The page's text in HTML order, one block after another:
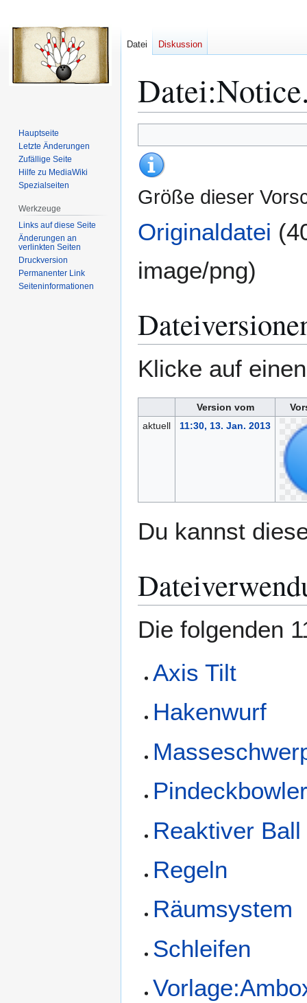
Datei:
Navigation
springen
Suche
springen
Größe dieser
Originaldatei
image/png)
Klicke auf
Version vom
aktuell
11:30, 13. Jan. 2013
Du kannst
Die folgenden
Axis Tilt
Hakenwurf
Reaktiver Ball
Regeln
Räumsystem
Schleifen
Datei Diskussion
Hauptseite
Letzte Änderungen
Zufällige Seite
Hilfe zu MediaWiki
Spezialseiten
Werkzeuge
Links auf diese Seite
Änderungen an
verlinkten Seiten
Druckversion
Permanenter Link
Seiten­­informationen